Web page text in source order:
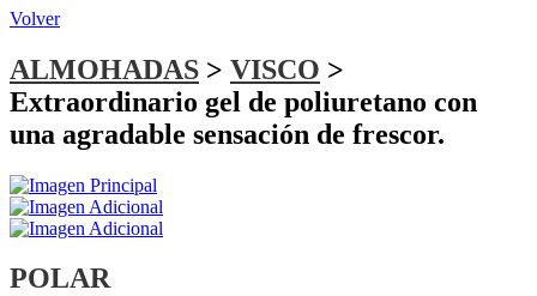
Volver
ALMOHADAS > VISCO >
Extraordinario gel de poliuretano con
una agradable sensación de frescor.
POLAR